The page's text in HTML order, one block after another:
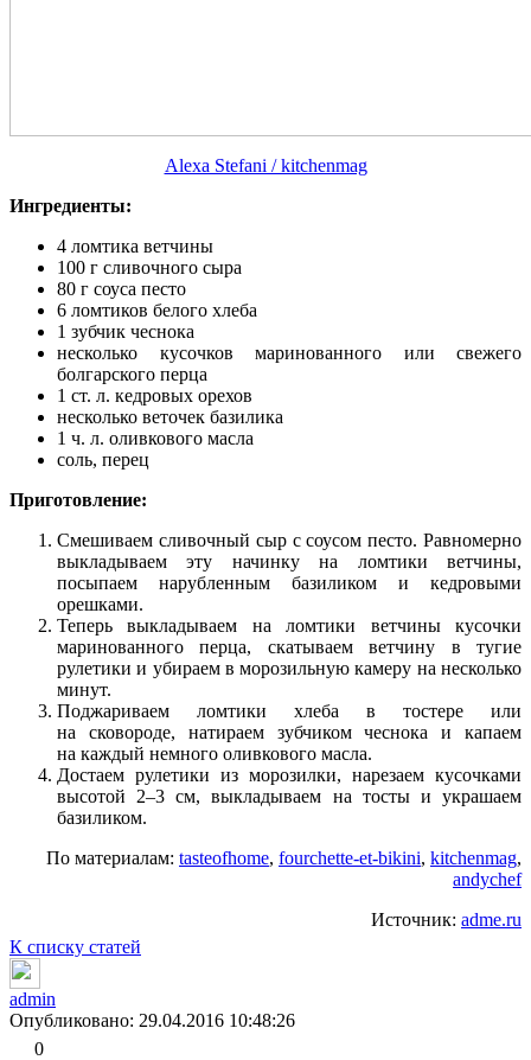
Alexa Stefani / kitchenmag
Ингредиенты:
4 ломтика ветчины
100 г сливочного сыра
80 г соуса песто
6 ломтиков белого хлеба
1 зубчик чеснока
несколько кусочков маринованного или свежего
болгарского перца
1 ст. л. кедровых орехов
несколько веточек базилика
1 ч. л. оливкового масла
соль, перец
Приготовление:
Смешиваем сливочный сыр с соусом песто. Равномерно
выкладываем эту начинку на ломтики ветчины,
посыпаем нарубленным базиликом и кедровыми
орешками.
Теперь выкладываем на ломтики ветчины кусочки
маринованного перца, скатываем ветчину в тугие
рулетики и убираем в морозильную камеру на несколько
минут.
Поджариваем ломтики хлеба в тостере или
на сковороде, натираем зубчиком чеснока и капаем
на каждый немного оливкового масла.
Достаем рулетики из морозилки, нарезаем кусочками
высотой 2–3 см, выкладываем на тосты и украшаем
базиликом.
По материалам: tasteofhome, fourchette-et-bikini, kitchenmag,
andychef
Источник: adme.ru
К списку статей
admin
Опубликовано: 29.04.2016 10:48:26
0